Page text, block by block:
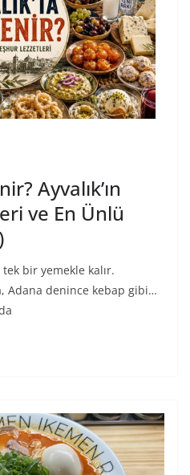
Ayvalık’ın
ve En Ünlü
bir yemekle kalır.
Adana denince kebap gibi…